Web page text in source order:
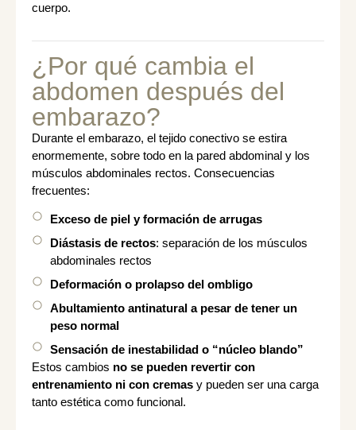
cuerpo.
¿Por qué cambia el
abdomen después del
embarazo?
Durante el embarazo, el tejido conectivo se estira
enormemente, sobre todo en la pared abdominal y los
músculos abdominales rectos. Consecuencias
frecuentes:
Exceso de piel y formación de arrugas
Diástasis de rectos: separación de los músculos
abdominales rectos
Deformación o prolapso del ombligo
Abultamiento antinatural a pesar de tener un
peso normal
Sensación de inestabilidad o “núcleo blando”
Estos cambios no se pueden revertir con
entrenamiento ni con cremas y pueden ser una carga
tanto estética como funcional.